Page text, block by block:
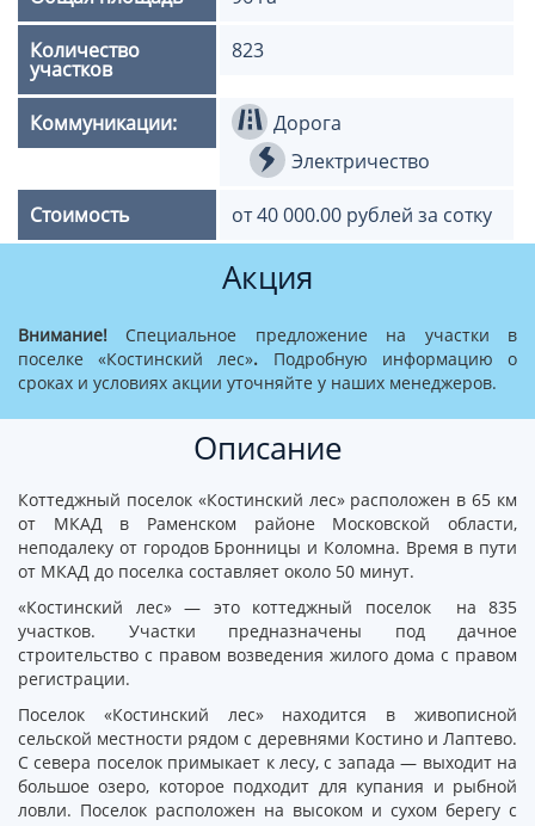
Количество
участков
823
Коммуникации:
Дорога
Электричество
Стоимость от 40 000.00 рублей за сотку
Акция
Внимание! Специальное предложение на участки в
поселке «Костинский лес». Подробную информацию о
сроках и условиях акции уточняйте у наших менеджеров.
Описание
Коттеджный поселок «Костинский лес» расположен в 65 км
от МКАД в Раменском районе Московской области,
неподалеку от городов Бронницы и Коломна. Время в пути
от МКАД до поселка составляет около 50 минут.
«Костинский лес» — это коттеджный поселок на 835
участков. Участки предназначены под дачное
строительство с правом возведения жилого дома с правом
регистрации.
Поселок «Костинский лес» находится в живописной
сельской местности рядом с деревнями Костино и Лаптево.
С севера поселок примыкает к лесу, с запада — выходит на
большое озеро, которое подходит для купания и рыбной
ловли. Поселок расположен на высоком и сухом берегу с